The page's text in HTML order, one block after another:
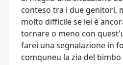
conteso tra i due genitori,
molto difficile se lei è
tornare o meno con
farei una segnalazione in
comquneu la zia del